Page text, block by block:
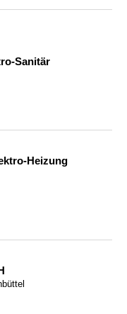
Sanitär
Heizung